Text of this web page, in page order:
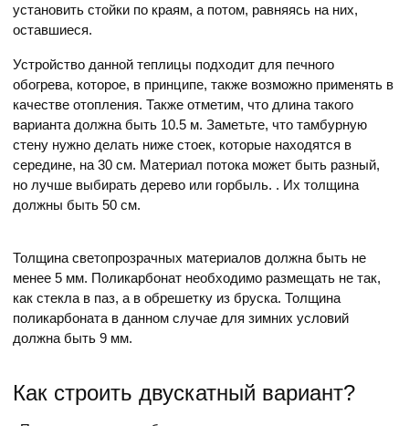
установить стойки по краям, а потом, равняясь на них,
оставшиеся.
Устройство данной теплицы подходит для печного
обогрева, которое, в принципе, также возможно применять в
качестве отопления. Также отметим, что длина такого
варианта должна быть 10.5 м. Заметьте, что тамбурную
стену нужно делать ниже стоек, которые находятся в
середине, на 30 см. Материал потока может быть разный,
но лучше выбирать дерево или горбыль. . Их толщина
должны быть 50 см.
Толщина светопрозрачных материалов должна быть не
менее 5 мм. Поликарбонат необходимо размещать не так,
как стекла в паз, а в обрешетку из бруска. Толщина
поликарбоната в данном случае для зимних условий
должна быть 9 мм.
Как строить двускатный вариант?